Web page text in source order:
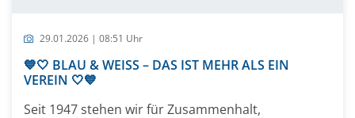
29.01.2026 | 08:51 Uhr
💙🤍 BLAU & WEISS – DAS IST MEHR ALS EIN
VEREIN 🤍💙
Seit 1947 stehen wir für Zusammenhalt,